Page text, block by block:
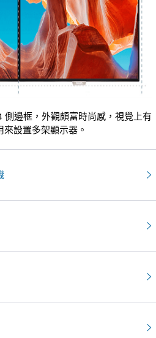
側邊框，外觀頗富時尚感，視覺上有
設置多架顯示器。